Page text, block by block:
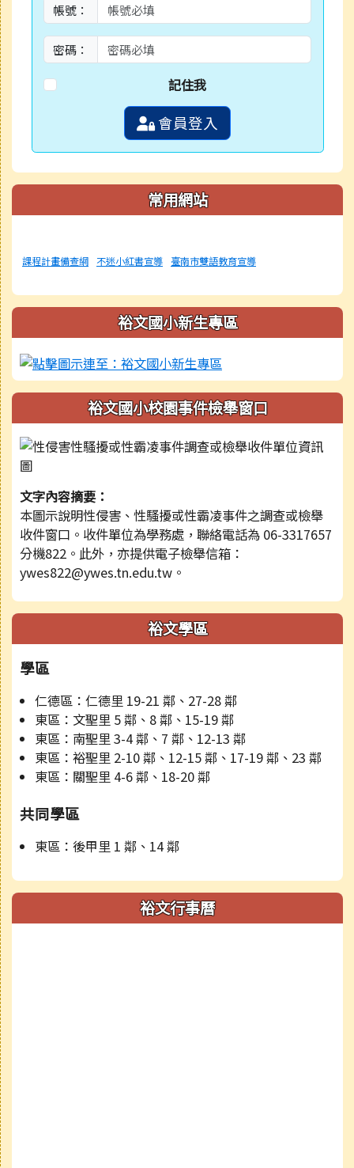
帳號：
密碼：
記住我
會員登入
常用網站
課程計畫備查網 不迷小紅書宣導 臺南市雙語教育宣導
裕文國小新生專區
裕文國小校園事件檢舉窗口
文字內容摘要：
本圖示說明性侵害、性騷擾或性霸凌事件之調查或檢舉
收件窗口。收件單位為學務處，聯絡電話為 06-3317657
分機822。此外，亦提供電子檢舉信箱：
ywes822@ywes.tn.edu.tw。
裕文學區
學區
仁德區：仁德里 19-21 鄰、27-28 鄰
東區：文聖里 5 鄰、8 鄰、15-19 鄰
東區：南聖里 3-4 鄰、7 鄰、12-13 鄰
東區：裕聖里 2-10 鄰、12-15 鄰、17-19 鄰、23 鄰
東區：關聖里 4-6 鄰、18-20 鄰
共同學區
東區：後甲里 1 鄰、14 鄰
裕文行事曆